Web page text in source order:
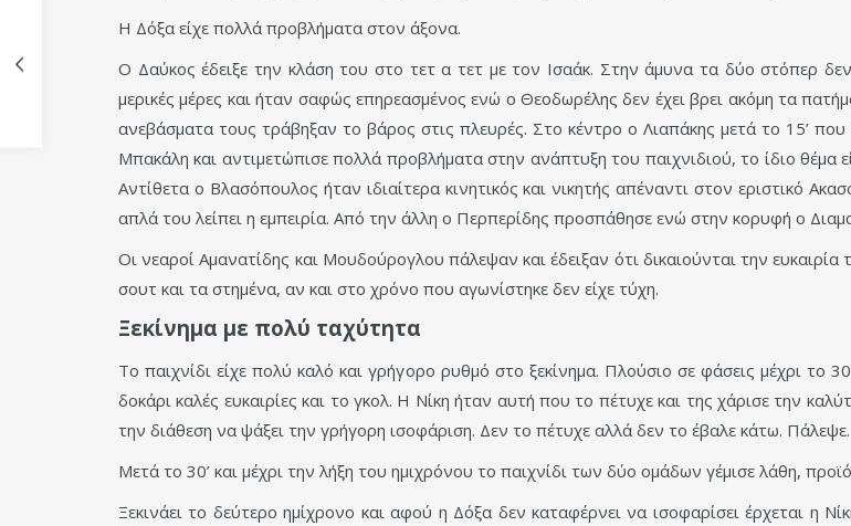
Η Δόξα είχε πολλά προβλήματα στον άξονα.
Ο Δαύκος έδειξε την κλάση του στο τετ α τετ με τον Ισαάκ. Στην άμυνα τα δύο στόπερ
μερικές μέρες και ήταν σαφώς επηρεασμένος ενώ ο Θεοδωρέλης δεν έχει βρει ακόμη τα
ανεβάσματα τους τράβηξαν το βάρος στις πλευρές. Στο κέντρο ο Λιαπάκης μετά το 15’
Μπακάλη και αντιμετώπισε πολλά προβλήματα στην ανάπτυξη του παιχνιδιού, το ίδιο θέμα
Αντίθετα ο Βλασόπουλος ήταν ιδιαίτερα κινητικός και νικητής απέναντι στον εριστικό
απλά του λείπει η εμπειρία. Από την άλλη ο Περπερίδης προσπάθησε ενώ στην κορυφή ο
Οι νεαροί Αμανατίδης και Μουδούρογλου πάλεψαν και έδειξαν ότι δικαιούνται την
σουτ και τα στημένα, αν και στο χρόνο που αγωνίστηκε δεν είχε τύχη.
Ξεκίνημα με πολύ ταχύτητα
Το παιχνίδι είχε πολύ καλό και γρήγορο ρυθμό στο ξεκίνημα. Πλούσιο σε φάσεις μέχρι το
δοκάρι καλές ευκαιρίες και το γκολ. Η Νίκη ήταν αυτή που το πέτυχε και της χάρισε την
την διάθεση να ψάξει την γρήγορη ισοφάριση. Δεν το πέτυχε αλλά δεν το έβαλε κάτω. Πάλεψε.
Μετά το 30’ και μέχρι την λήξη του ημιχρόνου το παιχνίδι των δύο ομάδων γέμισε λάθη,
Ξεκινάει το δεύτερο ημίχρονο και αφού η Δόξα δεν καταφέρνει να ισοφαρίσει έρχεται η